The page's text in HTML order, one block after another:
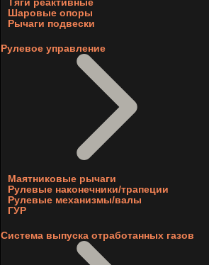
Шаровые опоры
Рычаги подвески
Рулевое управление
Маятниковые рычаги
Рулевые наконечники/трапеции
Рулевые механизмы/валы
ГУР
Система выпуска отработанных газов